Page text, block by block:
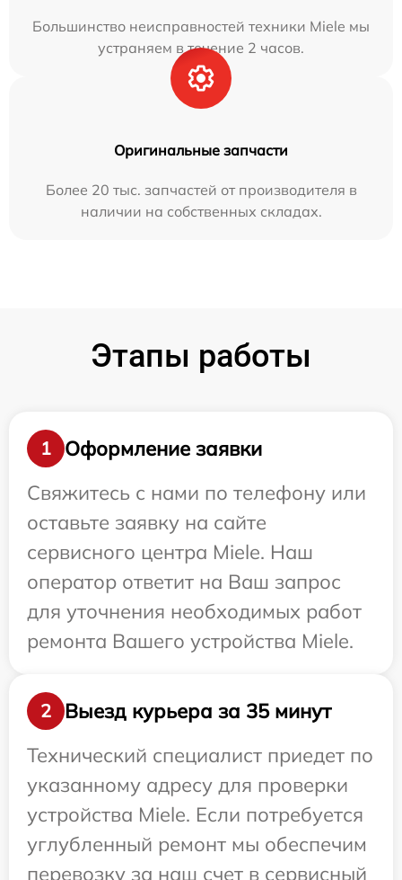
Большинство неисправностей техники Miele мы
устраняем в течение 2 часов.
Оригинальные запчасти
Более 20 тыс. запчастей от производителя в
наличии на собственных складах.
Этапы работы
1
Оформление заявки
Свяжитесь с нами по телефону или
оставьте заявку на сайте
сервисного центра Miele. Наш
оператор ответит на Ваш запрос
для уточнения необходимых работ
ремонта Вашего устройства Miele.
2
Выезд курьера за 35 минут
Технический специалист приедет по
указанному адресу для проверки
устройства Miele. Если потребуется
углубленный ремонт мы обеспечим
перевозку за наш счет в сервисный